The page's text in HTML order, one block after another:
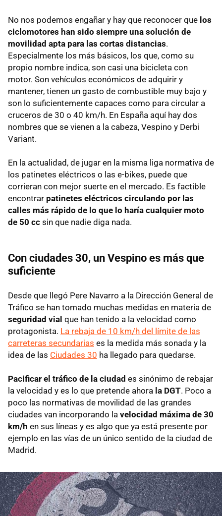
No nos podemos engañar y hay que reconocer que los
ciclomotores han sido siempre una solución de
movilidad apta para las cortas distancias.
Especialmente los más básicos, los que, como su
propio nombre indica, son casi una bicicleta con
motor. Son vehículos económicos de adquirir y
mantener, tienen un gasto de combustible muy bajo y
son lo suficientemente capaces como para circular a
cruceros de 30 o 40 km/h. En España aquí hay dos
nombres que se vienen a la cabeza, Vespino y Derbi
Variant.
En la actualidad, de jugar en la misma liga normativa de
los patinetes eléctricos o las e-bikes, puede que
corrieran con mejor suerte en el mercado. Es factible
encontrar patinetes eléctricos circulando por las
calles más rápido de lo que lo haría cualquier moto
de 50 cc sin que nadie diga nada.
Con ciudades 30, un Vespino es más que
suficiente
Desde que llegó Pere Navarro a la Dirección General de
Tráfico se han tomado muchas medidas en materia de
seguridad vial que han tenido a la velocidad como
protagonista. La rebaja de 10 km/h del límite de las
carreteras secundarias es la medida más sonada y la
idea de las Ciudades 30 ha llegado para quedarse.
Pacificar el tráfico de la ciudad es sinónimo de rebajar
la velocidad y es lo que pretende ahora la DGT. Poco a
poco las normativas de movilidad de las grandes
ciudades van incorporando la velocidad máxima de 30
km/h en sus líneas y es algo que ya está presente por
ejemplo en las vías de un único sentido de la ciudad de
Madrid.